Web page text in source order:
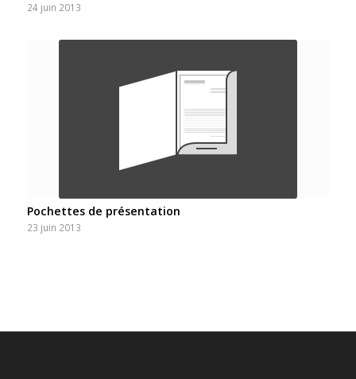
24 juin 2013
Pochettes de présentation
23 juin 2013